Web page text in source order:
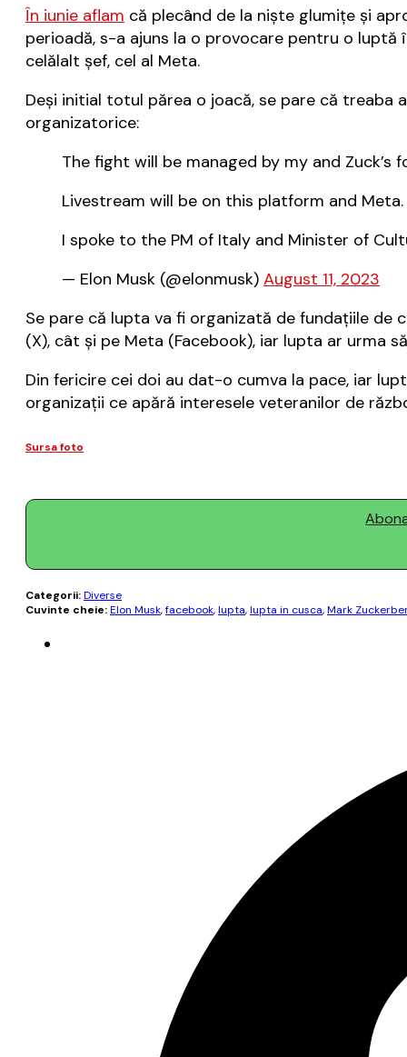
În iunie aflam că plecând de la nişte glumiţe şi
perioadă, s-a ajuns la o provocare pentru o
celălalt şef, cel al Meta.
Deşi initial totul părea o joacă, se pare că
organizatorice:
The fight will be managed by my and Zuck’s
Livestream will be on this platform and
I spoke to the PM of Italy and Minister of
— Elon Musk (@elonmusk) August 11, 2023
Se pare că lupta va fi organizată de fundaţiile de
(X), cât şi pe Meta (Facebook), iar lupta ar urma
Din fericire cei doi au dat-o cumva la pace, iar
organizaţii ce apără interesele veteranilor de
Sursa foto
Categorii:Diverse
Cuvinte cheie:Elon Musk,facebook,lupta,lupta in cusca,Mark